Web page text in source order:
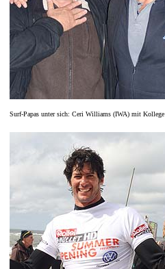
Surf-Papas unter sich: Ceri Williams (IWA) mit Kollege